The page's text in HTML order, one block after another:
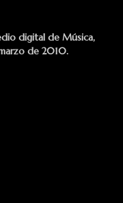
digital de Música,
de 2010.